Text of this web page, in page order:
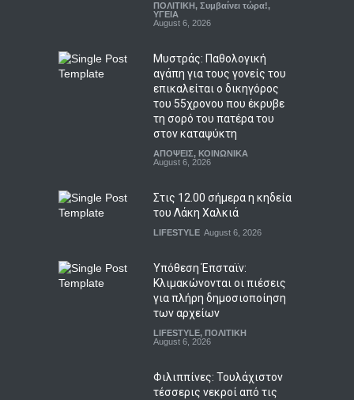
ΠΟΛΙΤΙΚΗ, Συμβαίνει τώρα!,
ΥΓΕΙΑ
August 6, 2026
Μυστράς: Παθολογική
αγάπη για τους γονείς του
επικαλείται ο δικηγόρος
του 55χρονου που έκρυβε
τη σορό του πατέρα του
στον καταψύκτη
ΑΠΟΨΕΙΣ, ΚΟΙΝΩΝΙΚΑ
August 6, 2026
Στις 12.00 σήμερα η κηδεία
του Λάκη Χαλκιά
LIFESTYLE August 6, 2026
Υπόθεση Έπσταϊν:
Κλιμακώνονται οι πιέσεις
για πλήρη δημοσιοποίηση
των αρχείων
LIFESTYLE, ΠΟΛΙΤΙΚΗ
August 6, 2026
Φιλιππίνες: Τουλάχιστον
τέσσερις νεκροί από τις